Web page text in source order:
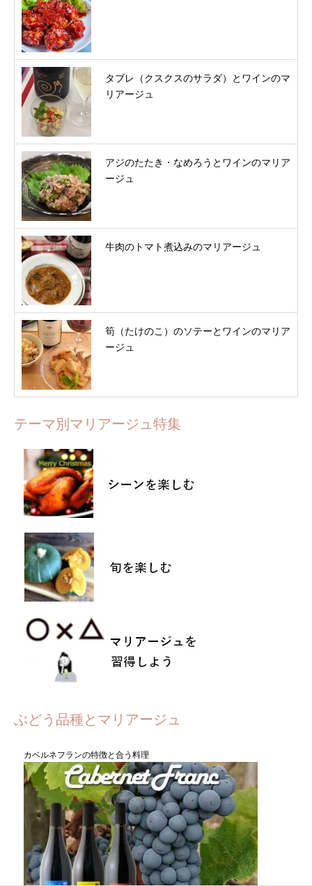
タブレ（クスクスのサラダ）とワインのマ
リアージュ
アジのたたき・なめろうとワインのマリア
ージュ
牛肉のトマト煮込みのマリアージュ
筍（たけのこ）のソテーとワインのマリア
ージュ
テーマ別マリアージュ特集
ぶどう品種とマリアージュ
カベルネフランの特徴と合う料理